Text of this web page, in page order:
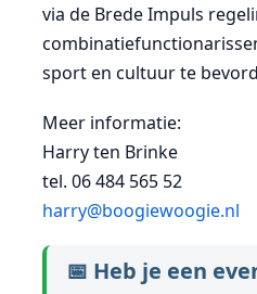
via de Brede Impuls
sport en cultuur te
Meer informatie:
Harry ten Brinke
tel. 06 484 565 52
harry@boogiewoogie.nl
📅 Heb je een